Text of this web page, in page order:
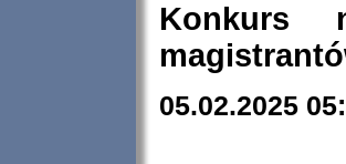
Konkurs
05.02.2025